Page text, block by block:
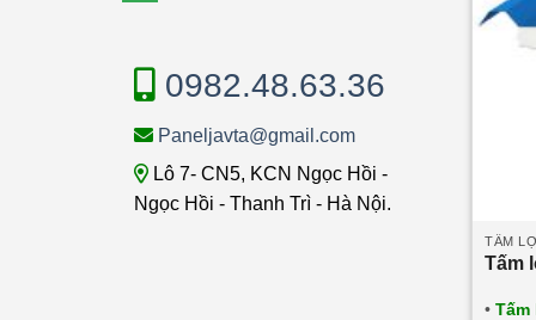
0982.48.63.36
Paneljavta@gmail.com
Lô 7- CN5, KCN Ngọc Hồi -
Ngọc Hồi - Thanh Trì - Hà Nội.
TẤM
Tấm
•Tấm